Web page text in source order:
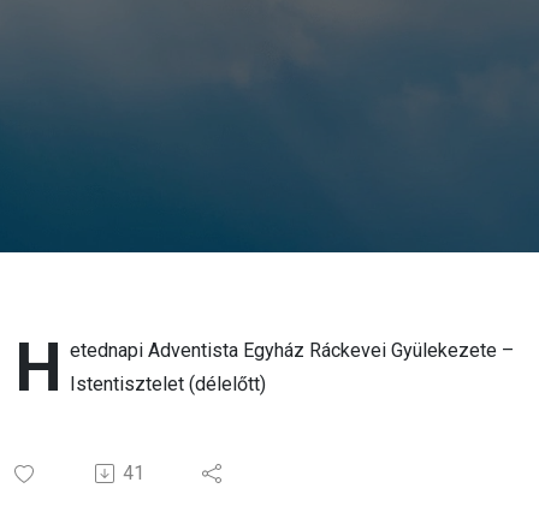
H etednapi Adventista Egyház Ráckevei Gyülekezete –
Istentisztelet (délelőtt)
41